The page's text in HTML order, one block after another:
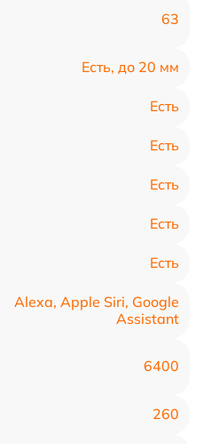
63
Есть, до 20 мм
Есть
Есть
Есть
Есть
Есть
Alexa, Apple Siri, Google
Assistant
6400
260